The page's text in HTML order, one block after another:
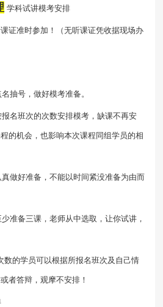
学科试讲模考安排
证准时参加！（无听课证凭收据现场办
号，做好模考准备。
班次的次数安排模考，缺课不再安
的机会，也影响本次课程同组学员的相
好准备，不能以时间紧没准备为由而
备三课，老师从中选取，让你试讲，
的学员可以根据所报名班次及自己情
者答辩，观摩不安排！